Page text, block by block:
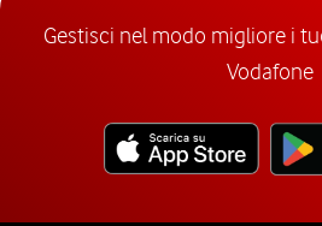
Gestisci nel modo migliore i
Vodafone